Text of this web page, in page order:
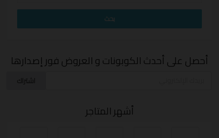
أحصل على أحدث الكوبونات و العروض فور إصدارها
أشهر المتاجر